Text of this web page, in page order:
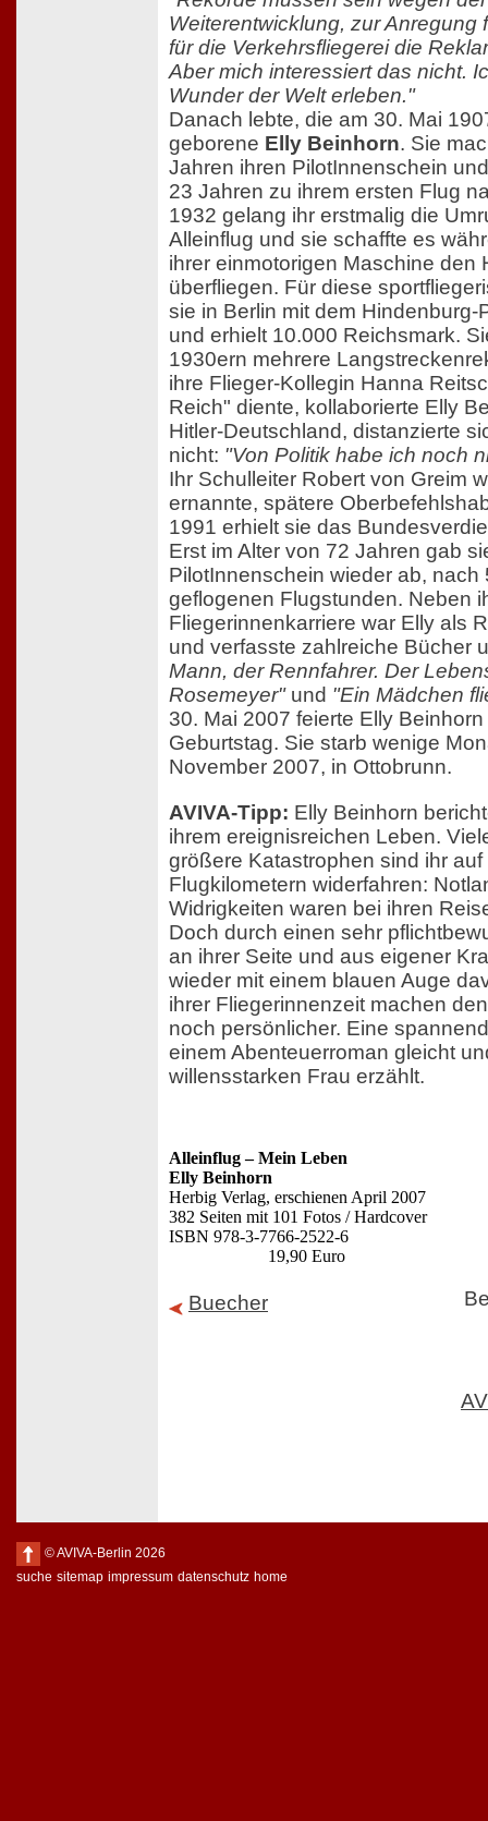
Weiterentwicklung, zur Anregung
für die Verkehrsfliegerei die
Aber mich interessiert das nicht.
Wunder der Welt erleben."
Danach lebte, die am 30. Mai
geborene Elly Beinhorn. Sie
Jahren ihren PilotInnenschein
23 Jahren zu ihrem ersten Flug
1932 gelang ihr erstmalig die
Alleinflug und sie schaffte es
ihrer einmotorigen Maschine den
überfliegen. Für diese
sie in Berlin mit dem
und erhielt 10.000 Reichsmark.
1930ern mehrere
ihre Flieger-Kollegin Hanna
Reich" diente, kollaborierte Elly
Hitler-Deutschland, distanzierte
nicht: "Von Politik habe ich noch
Ihr Schulleiter Robert von Greim
ernannte, spätere
1991 erhielt sie das
Erst im Alter von 72 Jahren gab
PilotInnenschein wieder ab, nach
geflogenen Flugstunden. Neben
Fliegerinnenkarriere war Elly als
und verfasste zahlreiche Bücher
Mann, der Rennfahrer. Der
Rosemeyer"und "Ein Mädchen
30. Mai 2007 feierte Elly
Geburtstag. Sie starb wenige
November 2007, in Ottobrunn.
AVIVA-Tipp: Elly Beinhorn
ihrem ereignisreichen Leben.
größere Katastrophen sind ihr
Flugkilometern widerfahren:
Widrigkeiten waren bei ihren
Doch durch einen sehr
an ihrer Seite und aus eigener
wieder mit einem blauen Auge
ihrer Fliegerinnenzeit machen
noch persönlicher. Eine
einem Abenteuerroman gleicht
willensstarken Frau erzählt.
Alleinflug – Mein Leben
Elly Beinhorn
Herbig Verlag, erschienen April 2007
382 Seiten mit 101 Fotos / Hardcover
ISBN 978-3-7766-2522-6
19,90 Euro
Buecher
© AVIVA-Berlin 2026
suche sitemap impressum datenschutz home